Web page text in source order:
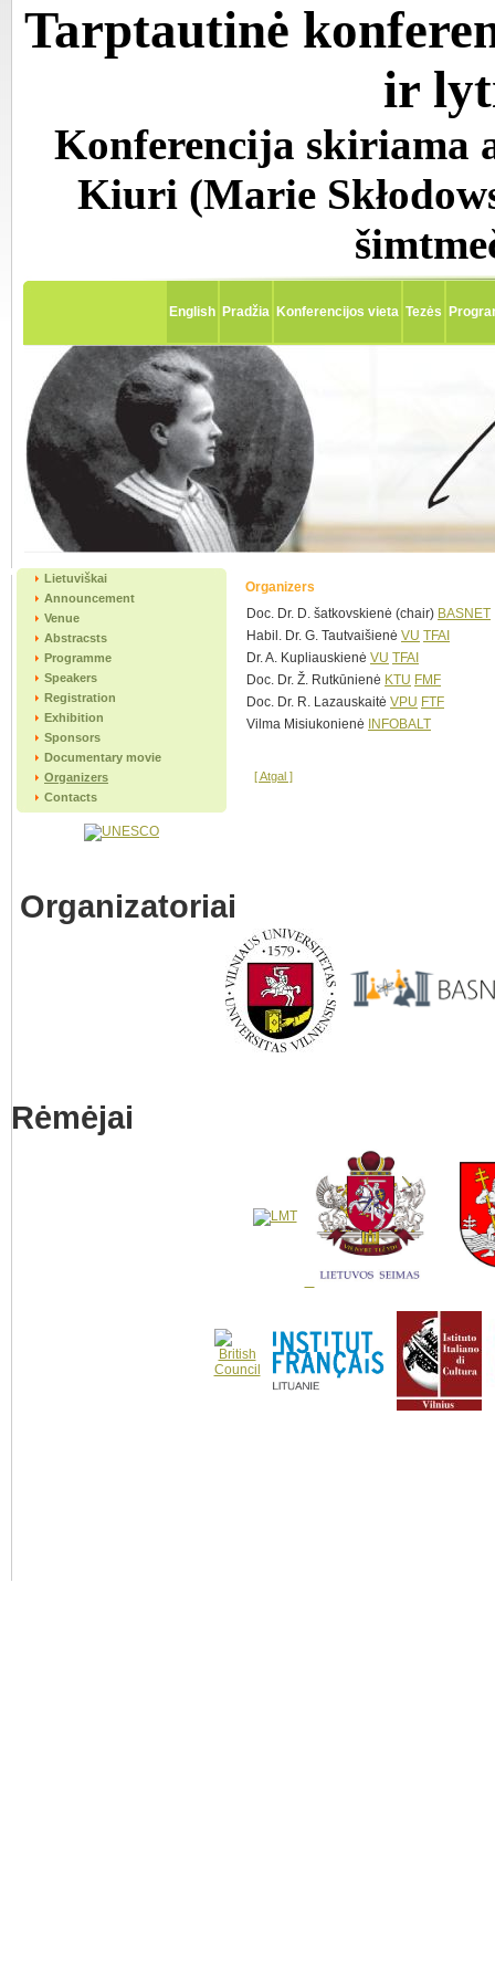
Tarptautinė
ir
Konferencija skiriama
Kiuri (Marie
English Pradžia Konferencijos vieta Tezės
Lietuviškai
Announcement
Venue
Abstracsts
Programme
Speakers
Registration
Exhibition
Sponsors
Documentary movie
Organizers
Contacts
Organizers
Doc. Dr. D. šatkovskienė (chair) BASNET
Habil. Dr. G. Tautvaišienė VU TFAI
Dr. A. Kupliauskienė VU TFAI
Doc. Dr. Ž. Rutkūnienė KTU FMF
Doc. Dr. R. Lazauskaitė VPU FTF
Vilma Misiukonienė
INFOBALT
[ Atgal ]
Organizatoriai
Rėmėjai